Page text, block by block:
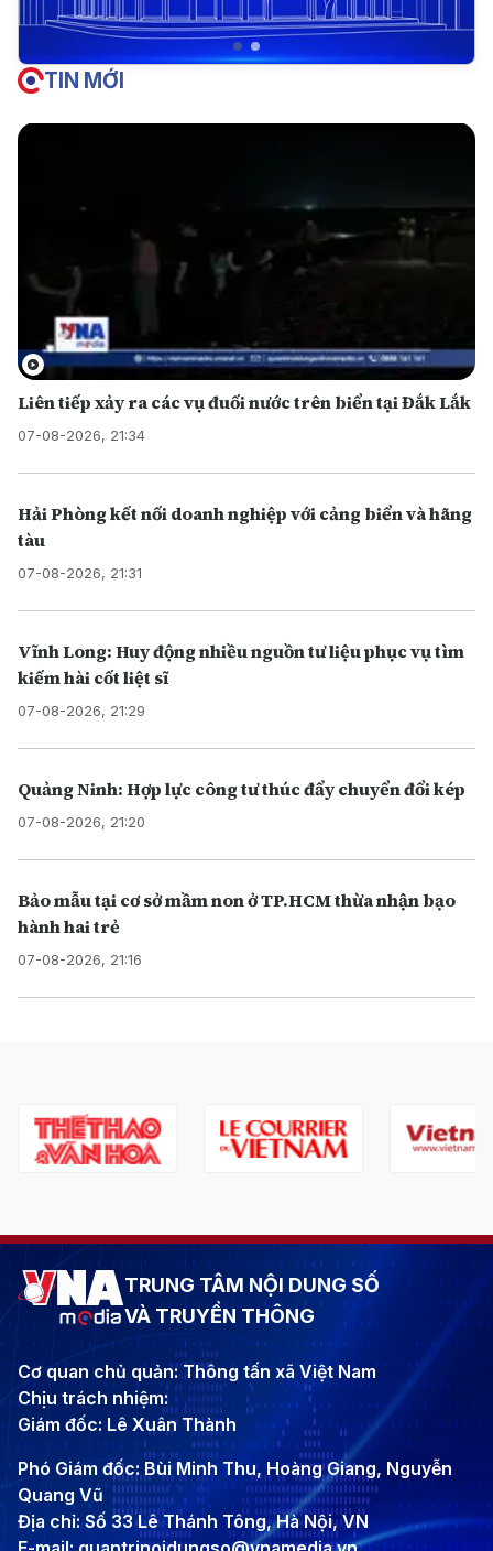
TIN MỚI
Liên tiếp xảy ra các vụ đuối nước trên biển tại Đắk Lắk
07-08-2026, 21:34
Hải Phòng kết nối doanh nghiệp với cảng biển và hãng
tàu
07-08-2026, 21:31
Vĩnh Long: Huy động nhiều nguồn tư liệu phục vụ tìm
kiếm hài cốt liệt sĩ
07-08-2026, 21:29
Quảng Ninh: Hợp lực công tư thúc đẩy chuyển đổi kép
07-08-2026, 21:20
Bảo mẫu tại cơ sở mầm non ở TP.HCM thừa nhận bạo
hành hai trẻ
07-08-2026, 21:16
TRUNG TÂM NỘI DUNG SỐ
VÀ TRUYỀN THÔNG
Cơ quan chủ quản: Thông tấn xã Việt Nam
Chịu trách nhiệm:
Giám đốc: Lê Xuân Thành
Phó Giám đốc: Bùi Minh Thu, Hoàng Giang, Nguyễn
Quang Vũ
Địa chỉ: Số 33 Lê Thánh Tông, Hà Nội, VN